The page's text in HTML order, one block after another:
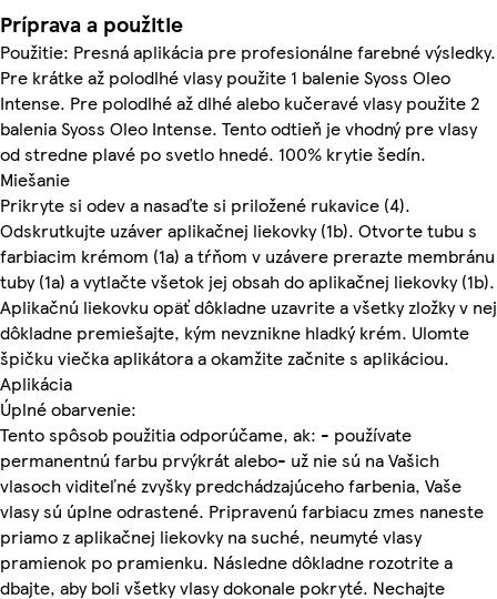
Príprava a použitie
Použitie: Presná aplikácia pre profesionálne farebné výsledky.
Pre krátke až polodlhé vlasy použite 1 balenie Syoss Oleo
Intense. Pre polodlhé až dlhé alebo kučeravé vlasy použite 2
balenia Syoss Oleo Intense. Tento odtieň je vhodný pre vlasy
od stredne plavé po svetlo hnedé. 100% krytie šedín.
Miešanie
Prikryte si odev a nasaďte si priložené rukavice (4).
Odskrutkujte uzáver aplikačnej liekovky (1b). Otvorte tubu s
farbiacim krémom (1a) a tŕňom v uzávere prerazte membránu
tuby (1a) a vytlačte všetok jej obsah do aplikačnej liekovky (1b).
Aplikačnú liekovku opäť dôkladne uzavrite a všetky zložky v nej
dôkladne premiešajte, kým nevznikne hladký krém. Ulomte
špičku viečka aplikátora a okamžite začnite s aplikáciou.
Aplikácia
Úplné obarvenie:
Tento spôsob použitia odporúčame, ak: - používate
permanentnú farbu prvýkrát alebo- už nie sú na Vašich
vlasoch viditeľné zvyšky predchádzajúceho farbenia, Vaše
vlasy sú úplne odrastené. Pripravenú farbiacu zmes naneste
priamo z aplikačnej liekovky na suché, neumyté vlasy
pramienok po pramienku. Následne dôkladne rozotrite a
dbajte, aby boli všetky vlasy dokonale pokryté. Nechajte